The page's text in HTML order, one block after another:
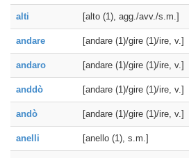
alti [alto (1), agg./avv./s.m.]
andare [andare (1)/gire (1)/ire, v.]
andaro [andare (1)/gire (1)/ire, v.]
anddò [andare (1)/gire (1)/ire, v.]
andò [andare (1)/gire (1)/ire, v.]
anelli [anello (1), s.m.]